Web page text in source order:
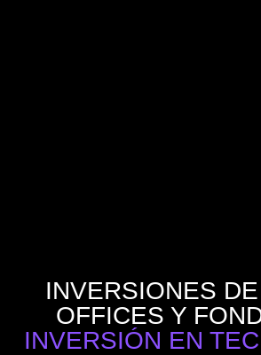
INVERSIONES
OFFICES Y
INVERSIÓN EN